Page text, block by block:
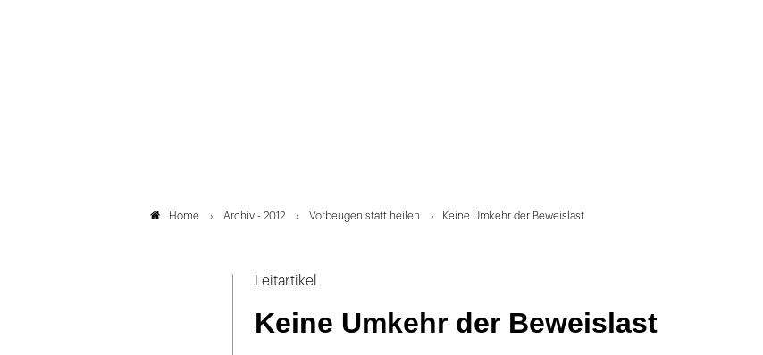
Home Archiv - 2012 Vorbeugen statt heilen Keine Umkehr der Beweislast
Leitartikel
Keine Umkehr der Beweislast